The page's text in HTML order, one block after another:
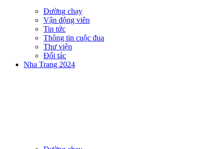
Đường chạy
Vận động viên
Tin tức
Thông tin cuộc đua
Thư viện
Đối tác
Nha Trang 2024